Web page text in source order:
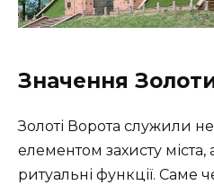
Значення
Золоті Ворота служили
елементом захисту
ритуальні функції. Саме